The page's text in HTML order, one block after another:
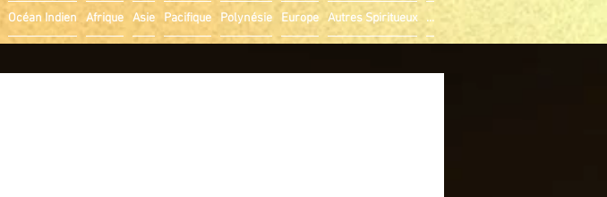
Océan Indien Afrique Asie Pacifique Polynésie Europe Autres Spiritueux ...